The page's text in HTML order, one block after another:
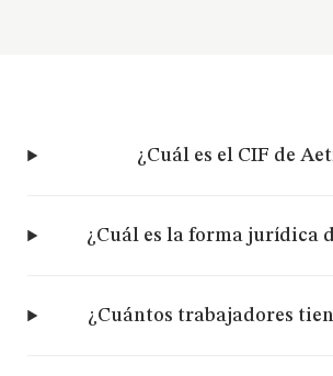
¿Cuál es el CIF de
¿Cuál es la forma jurídica
¿Cuántos trabajadores